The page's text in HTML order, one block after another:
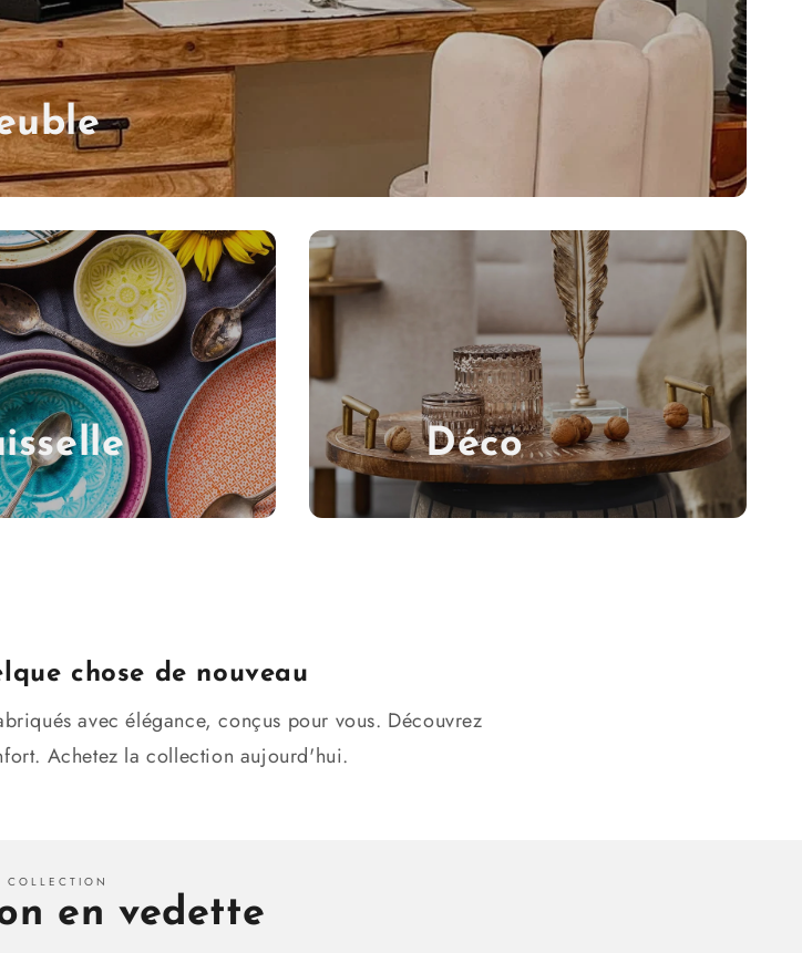
Déco
chose de nouveau
avec élégance, conçus pour vous. Découvrez
Achetez la collection aujourd'hui.
COLLECTION
en vedette